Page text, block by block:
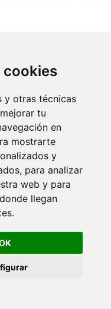
cookies
y otras técnicas
tu
en
mostrarte
y
para analizar
web y para
llegan